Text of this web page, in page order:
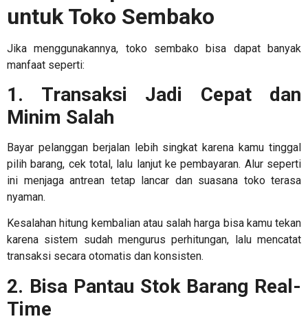
untuk Toko Sembako
Jika menggunakannya, toko sembako bisa dapat banyak
manfaat seperti:
1. Transaksi Jadi Cepat dan
Minim Salah
Bayar pelanggan berjalan lebih singkat karena kamu tinggal
pilih barang, cek total, lalu lanjut ke pembayaran. Alur seperti
ini menjaga antrean tetap lancar dan suasana toko terasa
nyaman.
Kesalahan hitung kembalian atau salah harga bisa kamu tekan
karena sistem sudah mengurus perhitungan, lalu mencatat
transaksi secara otomatis dan konsisten.
2. Bisa Pantau Stok Barang Real-
Time